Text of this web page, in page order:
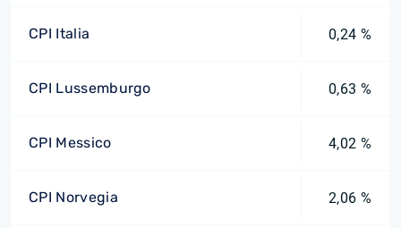
CPI Italia 0,24 %
CPI Lussemburgo 0,63 %
CPI Messico 4,02 %
CPI Norvegia 2,06 %